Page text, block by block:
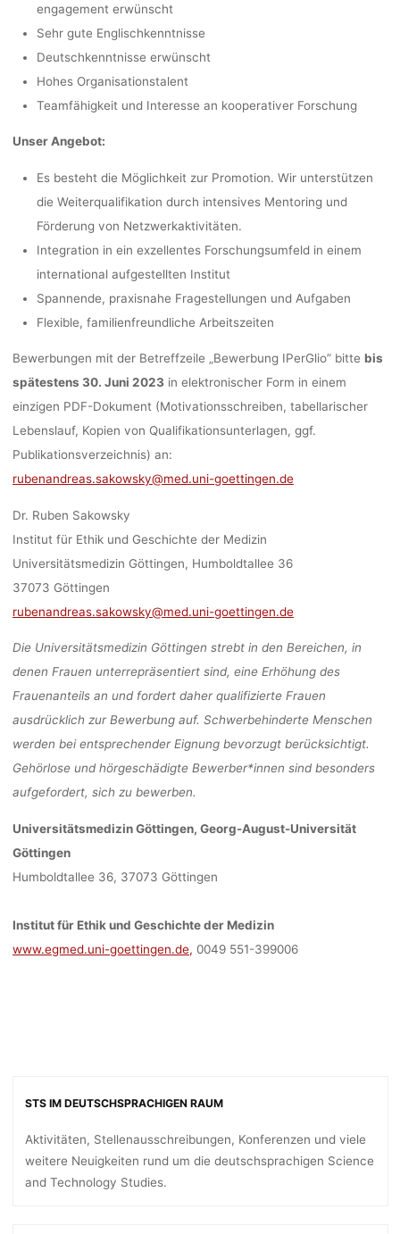
engagement erwünscht
Sehr gute Englischkenntnisse
Deutschkenntnisse erwünscht
Hohes Organisationstalent
Teamfähigkeit und Interesse an kooperativer Forschung
Unser Angebot:
Es besteht die Möglichkeit zur Promotion. Wir unterstützen
die Weiterqualifikation durch intensives Mentoring und
Förderung von Netzwerkaktivitäten.
Integration in ein exzellentes Forschungsumfeld in einem
international aufgestellten Institut
Spannende, praxisnahe Fragestellungen und Aufgaben
Flexible, familienfreundliche Arbeitszeiten
Bewerbungen mit der Betreffzeile „Bewerbung IPerGlio” bitte bis
spätestens 30. Juni 2023 in elektronischer Form in einem
einzigen PDF-Dokument (Motivationsschreiben, tabellarischer
Lebenslauf, Kopien von Qualifikationsunterlagen, ggf.
Publikationsverzeichnis) an:
rubenandreas.sakowsky@med.uni-goettingen.de
Dr. Ruben Sakowsky
Institut für Ethik und Geschichte der Medizin
Universitätsmedizin Göttingen, Humboldtallee 36
37073 Göttingen
rubenandreas.sakowsky@med.uni-goettingen.de
Die Universitätsmedizin Göttingen strebt in den Bereichen, in
denen Frauen unterrepräsentiert sind, eine Erhöhung des
Frauenanteils an und fordert daher qualifizierte Frauen
ausdrücklich zur Bewerbung auf. Schwerbehinderte Menschen
werden bei entsprechender Eignung bevorzugt berücksichtigt.
Gehörlose und hörgeschädigte Bewerber*innen sind besonders
aufgefordert, sich zu bewerben.
Universitätsmedizin Göttingen, Georg-August-Universität
Göttingen
Humboldtallee 36, 37073 Göttingen
Institut für Ethik und Geschichte der Medizin
www.egmed.uni-goettingen.de, 0049 551-399006
STS IM DEUTSCHSPRACHIGEN RAUM
Aktivitäten, Stellenausschreibungen, Konferenzen und viele
weitere Neuigkeiten rund um die deutschsprachigen Science
and Technology Studies.